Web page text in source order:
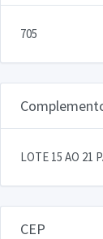
705
LOTE 15 AO 21
CEP